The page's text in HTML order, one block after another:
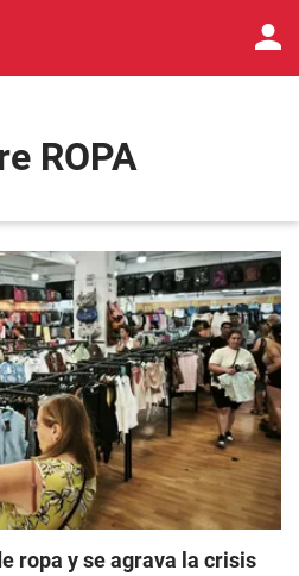
ROPA
ropa y se agrava la crisis